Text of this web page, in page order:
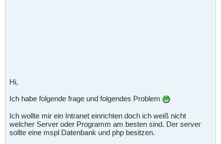
Hi,
Ich habe folgende frage und folgendes Problem
Ich wollte mir ein Intranet einrichten doch ich weiß nicht
welcher Server oder Programm am besten sind. Der server
sollte eine mspl Datenbank und php besitzen.